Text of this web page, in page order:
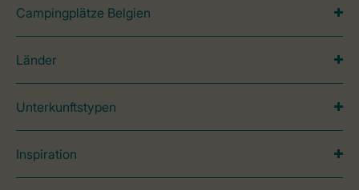
Campingplätze Belgien
Länder
Unterkunftstypen
Inspiration